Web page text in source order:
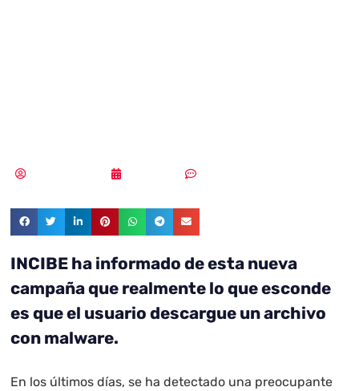
INCIBE ha informado de esta nueva
campaña que realmente lo que esconde
es que el usuario descargue un archivo
con malware.
En los últimos días, se ha detectado una preocupante